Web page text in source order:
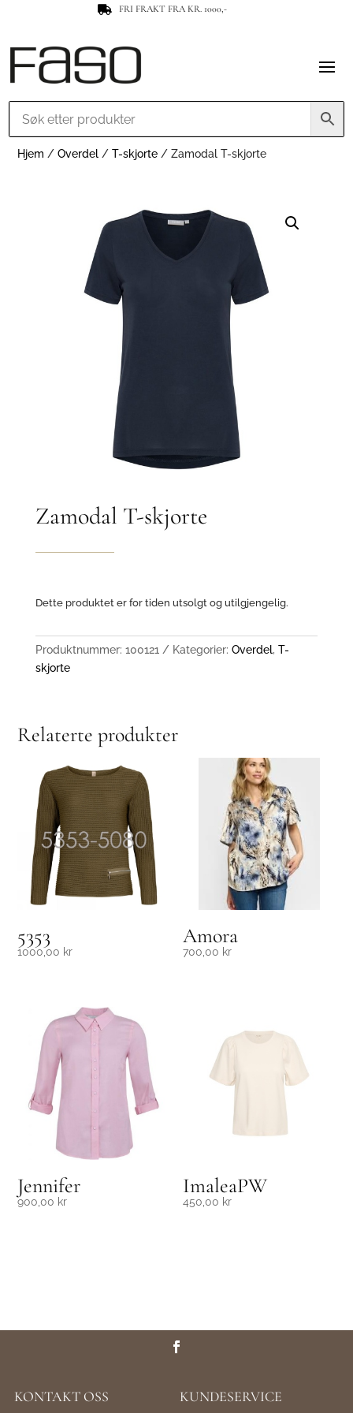
 FRI FRAKT FRA KR. 1000,-
Hjem /Overdel /T-skjorte / Zamodal T-skjorte
Zamodal T-skjorte
Dette produktet er for tiden utsolgt og utilgjengelig.
Produktnummer: 100121 Kategorier: Overdel, T-
skjorte
Relaterte produkter
5353
1000,00 kr
Amora
700,00 kr
Jennifer
900,00 kr
ImaleaPW
450,00 kr
KONTAKT OSS KUNDESERVICE